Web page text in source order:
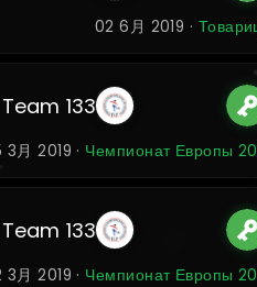
02 6月 2019 ·
Team 133
3月 2019 · Чемпионат Европы
Team 133
3月 2019 · Чемпионат Европы